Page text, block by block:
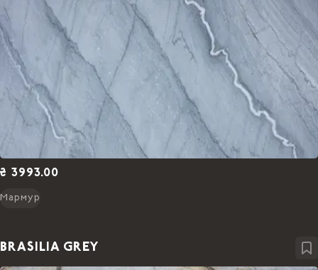
₴ 3993.00
Мармур
BRASILIA GREY